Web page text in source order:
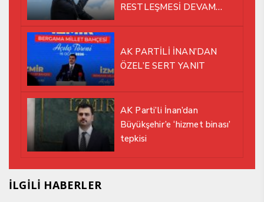
RESTLEŞMESİ DEVAM
AK PARTİLİ İNAN’DAN
ÖZEL’E SERT YANIT
AK Parti’li İnan’dan
Büyükşehir’e ‘hizmet binası’
tepkisi
İLGİLİ HABERLER